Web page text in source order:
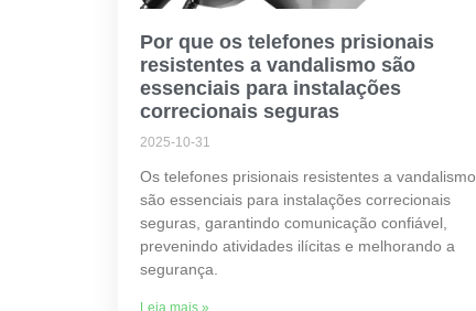
Por que os telefones prisionais
resistentes a vandalismo são
essenciais para instalações
correcionais seguras
2025-10-31
Os telefones prisionais resistentes a vandalismo
são essenciais para instalações correcionais
seguras, garantindo comunicação confiável,
prevenindo atividades ilícitas e melhorando a
segurança.
Leia mais »